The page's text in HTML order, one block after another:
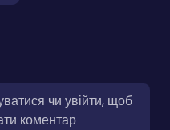
чи увійти, щоб
коментар